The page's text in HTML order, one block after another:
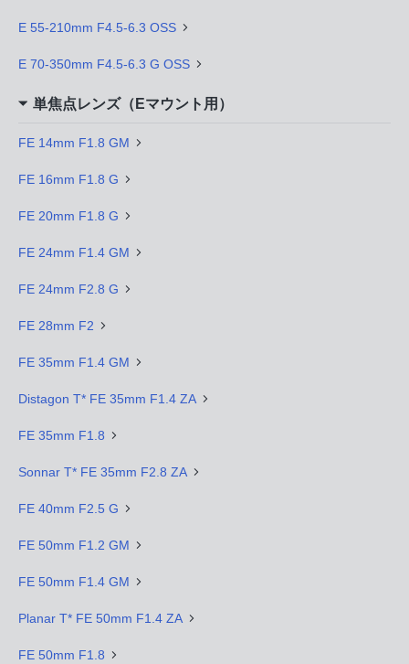
E 55-210mm F4.5-6.3 OSS
E 70-350mm F4.5-6.3 G OSS
単焦点レンズ（Eマウント用）
FE 14mm F1.8 GM
FE 16mm F1.8 G
FE 20mm F1.8 G
FE 24mm F1.4 GM
FE 24mm F2.8 G
FE 28mm F2
FE 35mm F1.4 GM
Distagon T* FE 35mm F1.4 ZA
FE 35mm F1.8
Sonnar T* FE 35mm F2.8 ZA
FE 40mm F2.5 G
FE 50mm F1.2 GM
FE 50mm F1.4 GM
Planar T* FE 50mm F1.4 ZA
FE 50mm F1.8